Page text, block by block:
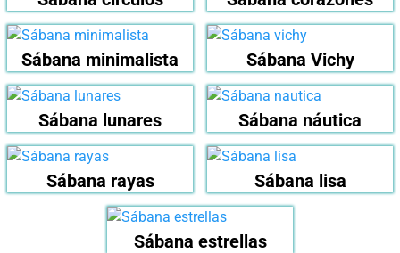
Sábana minimalista Sábana Vichy
Sábana lunares Sábana náutica
Sábana rayas Sábana lisa
Sábana estrellas